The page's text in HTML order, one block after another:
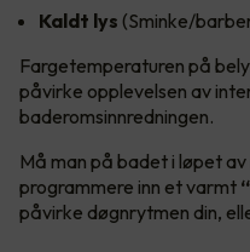
Kaldt lys (Sminke/
Fargetemperaturen på
påvirke opplevelsen av
baderomsinnredningen.
Må man på badet i løpet
programmere inn et varmt
påvirke døgnrytmen din,